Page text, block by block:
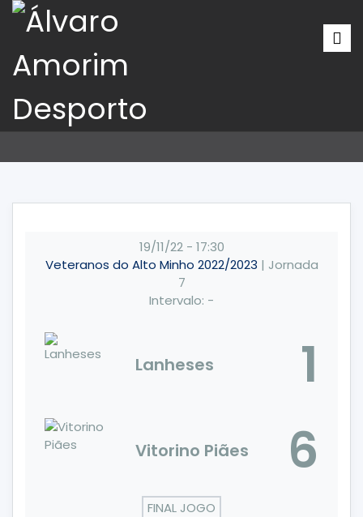
19/11/22 - 17:30
Veteranos do Alto Minho 2022/2023 | Jornada
7
Intervalo: -
Lanheses 1
Vitorino Piães 6
FINAL JOGO